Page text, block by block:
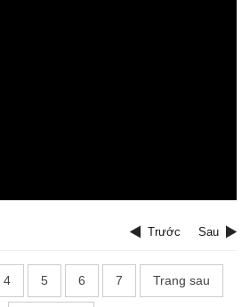
Trước Sau
4 5 6 7 Trang sau